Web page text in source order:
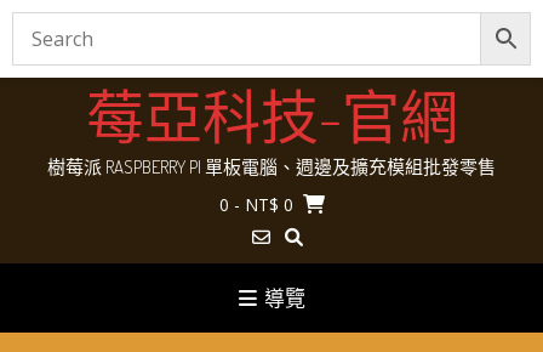
Skip
莓亞科技-官網
樹莓派 RASPBERRY PI 單板電腦、週邊及擴充模組批發零售
0 - NT$ 0
導覽